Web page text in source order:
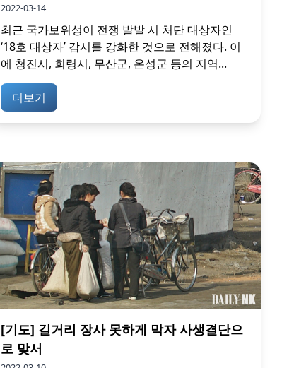
2022-03-14
최근 국가보위성이 전쟁 발발 시 처단 대상자인
‘18호 대상자’ 감시를 강화한 것으로 전해졌다. 이
에 청진시, 회령시, 무산군, 온성군 등의 지역...
더보기
[기도] 길거리 장사 못하게 막자 사생결단으
로 맞서